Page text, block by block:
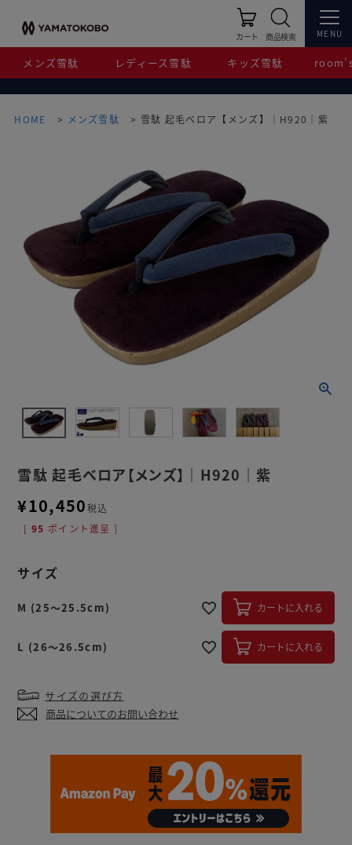
カート 商品検索
メンズ雪駄 レディース雪駄 キッズ雪駄
MENU
HOME メンズ雪駄 雪駄 起毛ベロア【メンズ】｜H920｜紫
雪駄 起毛ベロア【メンズ】｜H920｜紫
¥10,450税込
[ 95 ポイント進呈 ]
サイズ
M (25～25.5cm) カートに入れる
L (26～26.5cm) カートに入れる
サイズの選び方
商品についてのお問い合わせ